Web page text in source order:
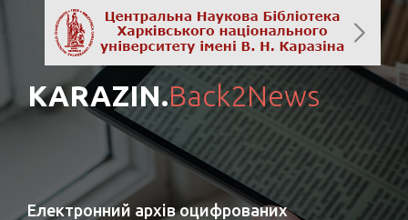
KARAZIN.Back2News
Електронний архів оцифрованих